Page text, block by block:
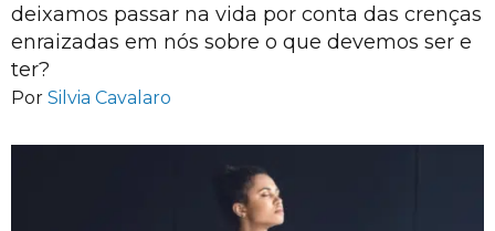
deixamos passar na vida por conta das crenças
enraizadas em nós sobre o que devemos ser e
ter?
Por Silvia Cavalaro